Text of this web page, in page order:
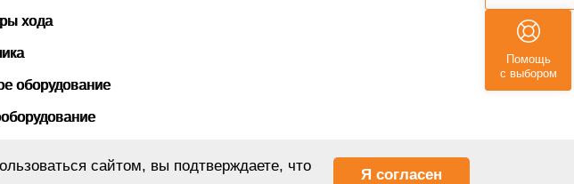
хода
оборудование
Помощь
с выбором
сайтом, вы подтверждаете, что
Я согласен